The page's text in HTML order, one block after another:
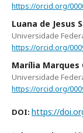
https://orcid.org/
Luana de Jesus
Universidade
https://orcid.org/
Marília Marques
Universidade
https://orcid.org/
DOI: https://